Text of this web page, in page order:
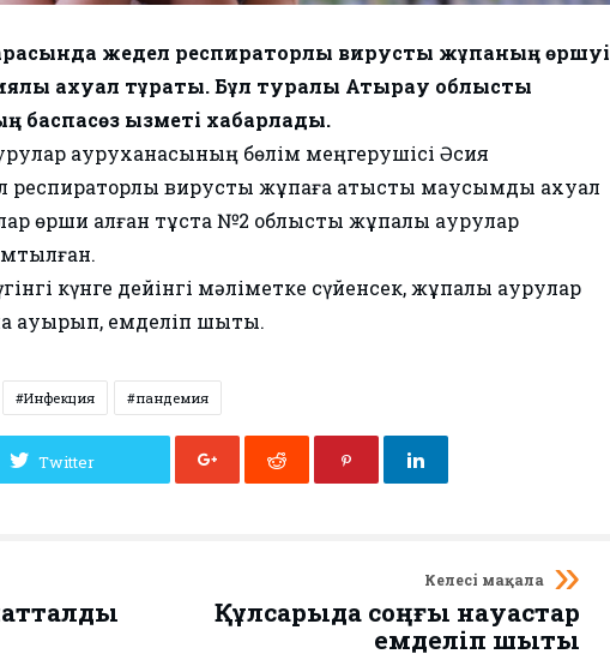
жедел респираторлық вирустық жұқпаның өршуі
ахуал тұрақты. Бұл туралы Атырау облыстық
баспасөз қызметі хабарлады.
ауруханасының бөлім меңгерушісі Әсия
вирустық жұқпаға қатысты маусымдық ахуал
өрши қалған тұста №2 облыстық жұқпалы аурулар
күнге дейінгі мәліметке сүйенсек, жұқпалы аурулар
ауырып, емделіп шықты.
Инфекция пандемия
Twitter
Келесі мақала
Құлсарыда соңғы науқастар
емделіп шықты